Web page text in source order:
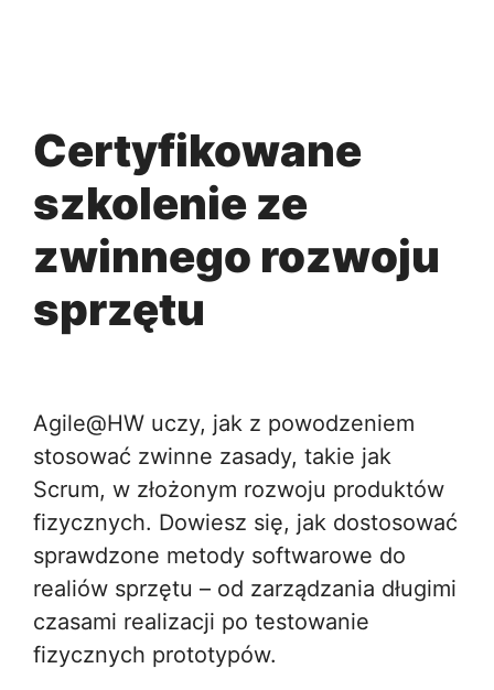
Certyfikowane
szkolenie ze
zwinnego rozwoju
sprzętu
Agile@HW uczy, jak z powodzeniem
stosować zwinne zasady, takie jak
Scrum, w złożonym rozwoju produktów
fizycznych. Dowiesz się, jak dostosować
sprawdzone metody softwarowe do
realiów sprzętu – od zarządzania długimi
czasami realizacji po testowanie
fizycznych prototypów.